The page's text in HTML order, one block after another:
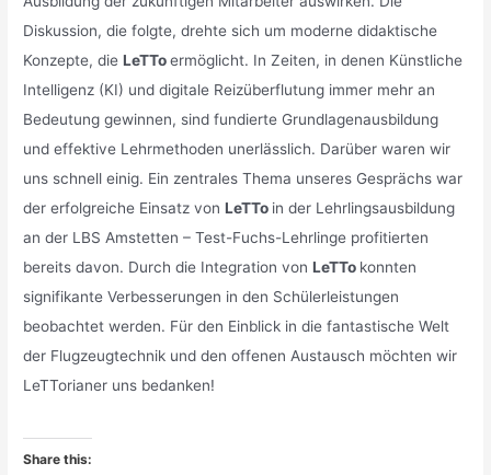
Diskussion, die folgte, drehte sich um moderne didaktische
Konzepte, dieLeTToermöglicht. In Zeiten, in denen Künstliche
Intelligenz (KI) und digitale Reizüberflutung immer mehr an
Bedeutung gewinnen, sind fundierte Grundlagenausbildung
und effektive Lehrmethoden unerlässlich. Darüber waren wir
uns schnell einig. Ein zentrales Thema unseres Gesprächs war
der erfolgreiche Einsatz vonLeTTo in der Lehrlingsausbildung
an der LBS Amstetten – Test-Fuchs-Lehrlinge profitierten
bereits davon. Durch die Integration vonLeTTo konnten
signifikante Verbesserungen in den Schülerleistungen
beobachtet werden. Für den Einblick in die fantastische Welt
der Flugzeugtechnik und den offenen Austausch möchten wir
LeTTorianer uns bedanken!
Share this: